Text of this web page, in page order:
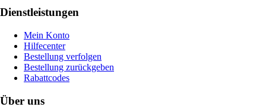
Dienstleistungen
Mein Konto
Hilfecenter
Bestellung verfolgen
Bestellung zurückgeben
Rabattcodes
Über uns